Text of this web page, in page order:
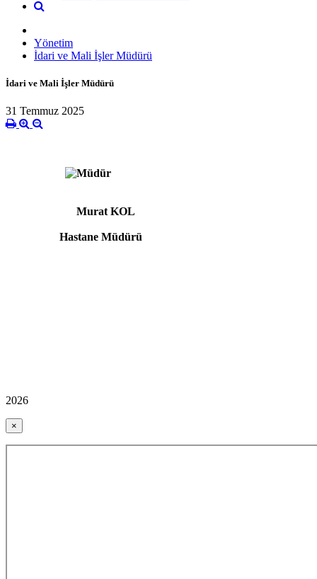
Yönetim
İdari ve Mali İşler Müdürü
İdari ve Mali İşler Müdürü
31 Temmuz 2025
Murat KOL
Hastane Müdürü
2026
×